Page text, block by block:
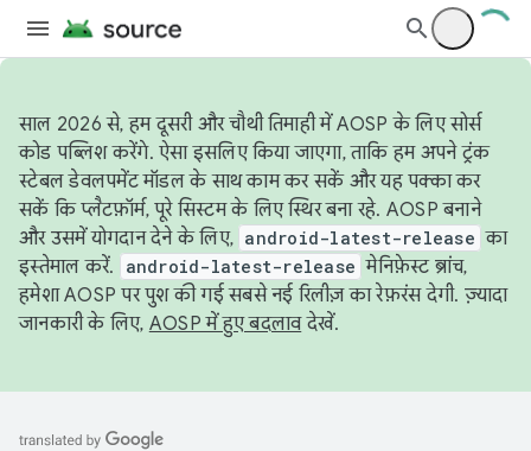
साल 2026 से, हम दूसरी और चौथी तिमाही में AOSP के लिए सोर्स
कोड पब्लिश करेंगे. ऐसा इसलिए किया जाएगा, ताकि हम अपने ट्रंक
स्टेबल डेवलपमेंट मॉडल के साथ काम कर सकें और यह पक्का कर
सकें कि प्लैटफ़ॉर्म, पूरे सिस्टम के लिए स्थिर बना रहे. AOSP बनाने
और उसमें योगदान देने के लिए, android-latest-release का
इस्तेमाल करें.
android-latest-release मेनिफ़ेस्ट ब्रांच,
हमेशा AOSP पर पुश की गई सबसे नई रिलीज़ का रेफ़रंस देगी. ज़्यादा
जानकारी के लिए, AOSP में हुए बदलावदेखें.